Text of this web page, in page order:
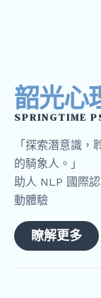
韶光心
SPRINGTIME
「探索潛意識
的騎象人。」
助人 NLP 國際
動體驗
瞭解更多